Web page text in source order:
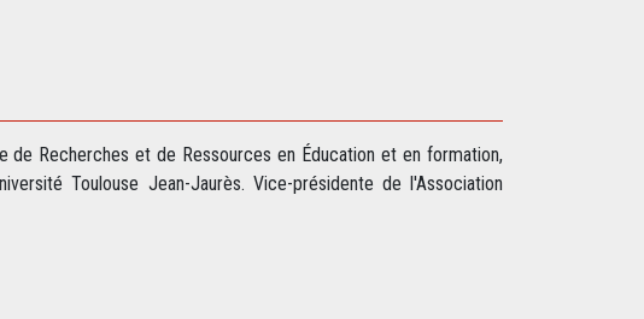
de Recherches et de Ressources en Éducation et en formation,
Toulouse Jean-Jaurès. Vice-présidente de l'Association